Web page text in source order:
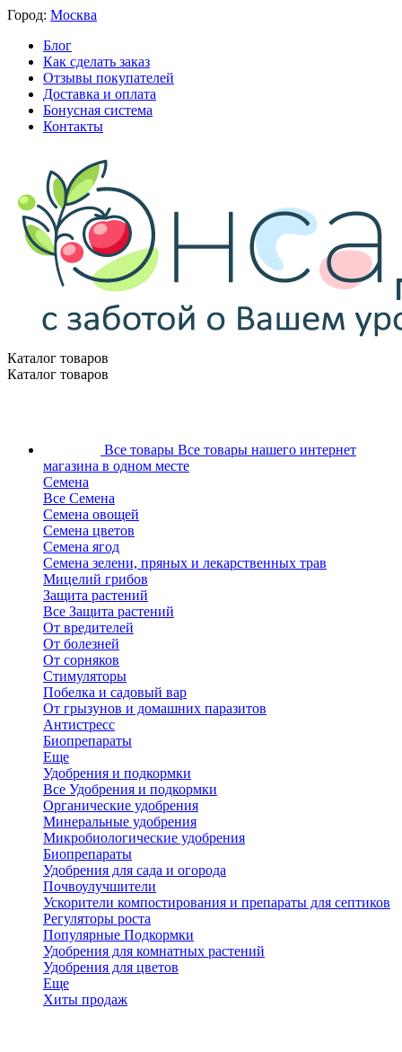
Город: Москва
Блог
Как сделать заказ
Отзывы покупателей
Доставка и оплата
Бонусная система
Контакты
Каталог товаров
Каталог товаров
Все товары Все товары нашего интернет
магазина в одном месте
Семена
Все Семена
Семена овощей
Семена цветов
Семена ягод
Семена зелени, пряных и лекарственных трав
Мицелий грибов
Защита растений
Все Защита растений
От вредителей
От болезней
От сорняков
Стимуляторы
Побелка и садовый вар
От грызунов и домашних паразитов
Антистресс
Биопрепараты
Еще
Удобрения и подкормки
Все Удобрения и подкормки
Органические удобрения
Минеральные удобрения
Микробиологические удобрения
Биопрепараты
Удобрения для сада и огорода
Почвоулучшители
Ускорители компостирования и препараты для септиков
Регуляторы роста
Популярные Подкормки
Удобрения для комнатных растений
Удобрения для цветов
Еще
Хиты продаж